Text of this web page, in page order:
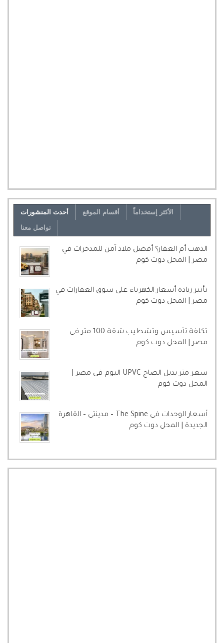
أحدث المنشورات أقسام الموقع الأكثر إستخداماً
تواصل معنا
الذهب أم العقار؟ أفضل ملاذ آمن للمدخرات في
مصر | المحل دوت كوم
تأثير زيادة أسعار الكهرباء على سوق العقارات في
مصر | المحل دوت كوم
تكلفة تأسيس وتشطيب شقة 100 متر في
مصر | المحل دوت كوم
سعر متر بديل الصاج UPVC اليوم فى مصر |
المحل دوت كوم
أسعار الوحدات فى The Spine – مدينتى – القاهرة
الجديدة | المحل دوت كوم